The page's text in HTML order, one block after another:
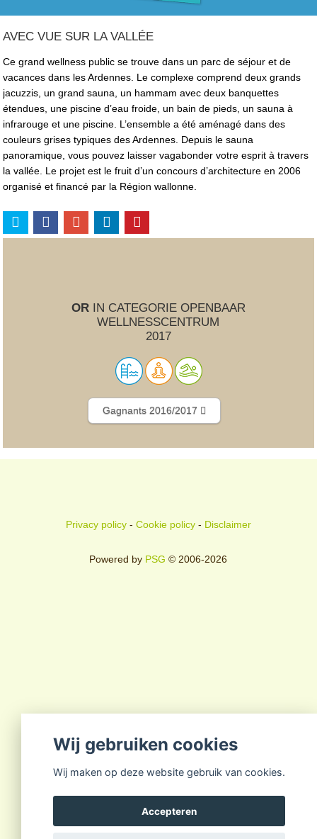
AVEC VUE SUR LA VALLÉE
Ce grand wellness public se trouve dans un parc de séjour et de
vacances dans les Ardennes. Le complexe comprend deux grands
jacuzzis, un grand sauna, un hammam avec deux banquettes
étendues, une piscine d’eau froide, un bain de pieds, un sauna à
infrarouge et une piscine. L’ensemble a été aménagé dans des
couleurs grises typiques des Ardennes. Depuis le sauna
panoramique, vous pouvez laisser vagabonder votre esprit à travers
la vallée. Le projet est le fruit d’un concours d’architecture en 2006
organisé et financé par la Région wallonne.
ORIN CATEGORIE OPENBAAR
WELLNESSCENTRUM
2017
Gagnants 2016/2017
Privacy policy- Cookie policy- Disclaimer
Powered by PSG © 2006-2026
Wij gebruiken cookies
Wij maken op deze website gebruik van cookies.
Accepteren